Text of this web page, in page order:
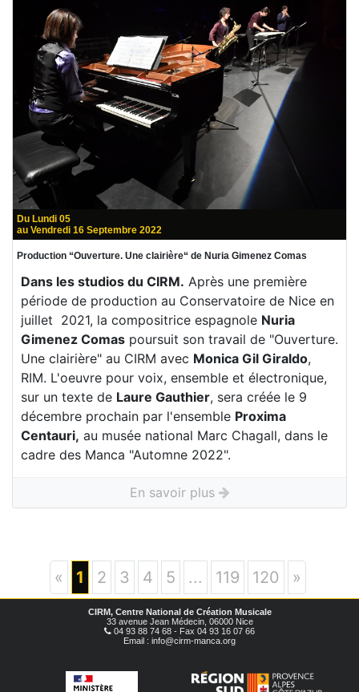
Du Lundi 05
au Vendredi 16 Septembre 2022
Production “Ouverture. Une clairière“ de Nuria Gimenez Comas
Dans les studios du CIRM. Après une première
période de production au Conservatoire de Nice en
juillet 2021, la compositrice espagnole Nuria
Gimenez Comas poursuit son travail de "Ouverture.
Une clairière" au CIRM avec Monica Gil Giraldo,
RIM. L'oeuvre pour voix, ensemble et électronique,
sur un texte de Laure Gauthier, sera créée le 9
décembre prochain par l'ensemble Proxima
Centauri, au musée national Marc Chagall, dans le
cadre des Manca "Automne 2022".
En savoir plus
« 1 2 3 4 5 ... 119 120 »
CIRM, Centre National de Création Musicale
33 avenue Jean Médecin, 06000 Nice
04 93 88 74 68 - Fax 04 93 16 07 66
Email : info@cirm-manca.org